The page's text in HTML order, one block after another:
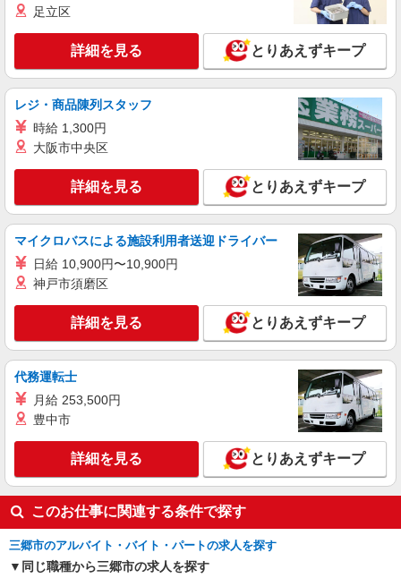
足立区
詳細を見る とりあえずキープ
レジ・商品陳列スタッフ
時給 1,300円
大阪市中央区
詳細を見る とりあえずキープ
マイクロバスによる施設利用者送迎ドライバー
日給 10,900円〜10,900円
神戸市須磨区
詳細を見る とりあえずキープ
代務運転士
月給 253,500円
豊中市
詳細を見る とりあえずキープ
このお仕事に関連する条件で探す
三郷市のアルバイト・バイト・パートの求人を探す
同じ職種から三郷市の求人を探す